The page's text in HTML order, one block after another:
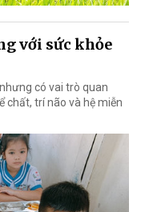
với sức khỏe
có vai trò quan
chất, trí não và hệ miễn